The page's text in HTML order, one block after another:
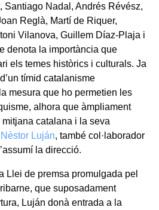
Santiago Nadal, Andrés Révész,
Reglà, Martí de Riquer,
Vilanova, Guillem Díaz-Plaja i
denota la importància que
els temes històrics i culturals. Ja
tímid catalanisme
mesura que ho permetien les
alhora que àmpliament
catalana i la seva
Nèstor Luján, també col·laborador
la direcció.
Llei de premsa promulgada pel
que suposadament
Luján donà entrada a la